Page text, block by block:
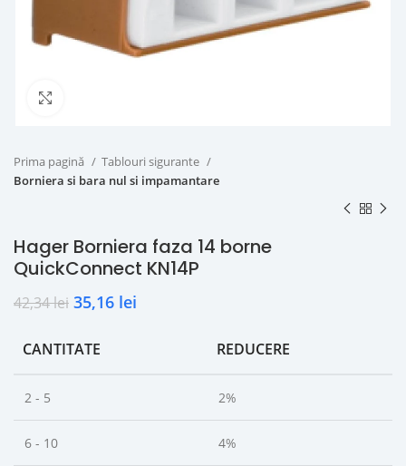
Prima pagină
Tablouri sigurante
Borniera si bara nul si impamantare
Hager Borniera faza 14 borne
QuickConnect KN14P
42,34lei 35,16 lei
CANTITATE REDUCERE
2 - 5 2%
6 - 10 4%